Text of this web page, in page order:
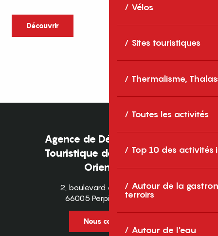
Vélos
Sites touristiques
Thermalisme,
Toutes les activités
Top 10 des activités
Autour de la
terroirs
Autour de l'eau
Découvrir
Entre mer Méditerranée, villages de
caractère et grands espaces naturels, les
Pyrénées-Orientales sont une destination
idéale pour partager des moments en
famille tout au long...
Agence de Développement
Touristique des Pyrénées-
Orientales
2, boulevard des Pyrénées
66005 Perpignan Cedex
Nous contacter